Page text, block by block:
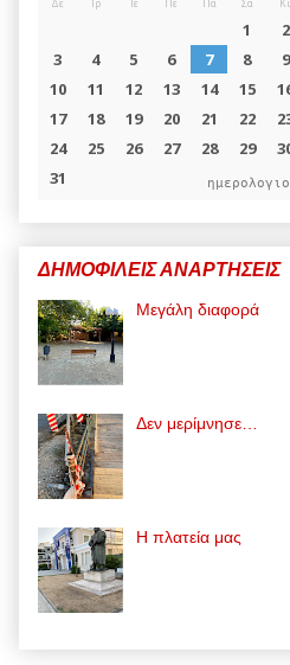
ημερολογιο
ΔΗΜΟΦΙΛΕΙΣ ΑΝΑΡΤΗΣΕΙΣ
Μεγάλη διαφορά
Δεν μερίμνησε…
Η πλατεία μας